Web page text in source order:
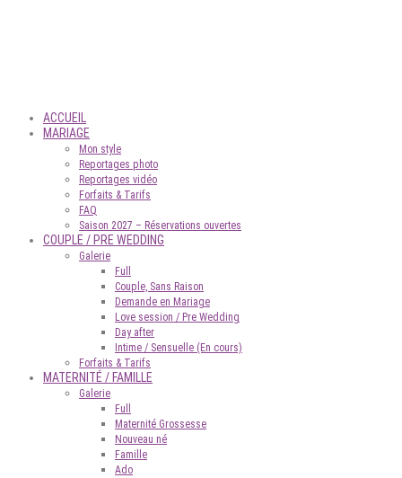
ACCUEIL
MARIAGE
Mon style
Reportages photo
Reportages vidéo
Forfaits & Tarifs
FAQ
Saison 2027 – Réservations ouvertes
COUPLE / PRE WEDDING
Galerie
Full
Couple, Sans Raison
Demande en Mariage
Love session / Pre Wedding
Day after
Intime / Sensuelle (En cours)
Forfaits & Tarifs
MATERNITÉ / FAMILLE
Galerie
Full
Maternité Grossesse
Nouveau né
Famille
Ado